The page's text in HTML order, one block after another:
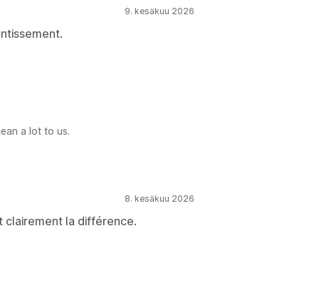
9. kesäkuu 2026
a lot to us.
8. kesäkuu 2026
clairement la différence.